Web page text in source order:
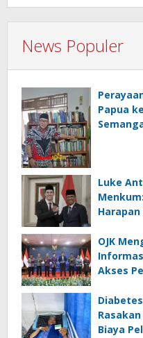
News Populer
Papua
Luke
OJK
Akses
Biaya